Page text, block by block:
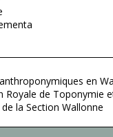
en
Royale de Toponymie
la Section Wallonne